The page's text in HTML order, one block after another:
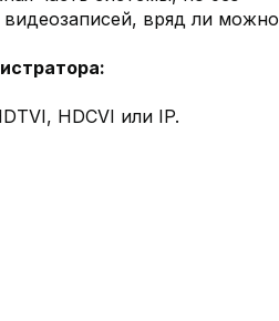
вряд ли можно
HDCVI или IP.